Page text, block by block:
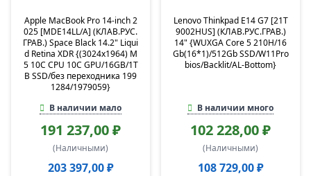
Apple MacBook Pro 14-inch 2
025 [MDE14LL/A] (КЛАВ.РУС.
ГРАВ.) Space Black 14.2" Liqui
d Retina XDR {(3024x1964) M
5 10C CPU 10C GPU/16GB/1T
B SSD/без переходника 199
1284/1979059}
В наличии мало
191 237,00 ₽
(Наличными)
203 397,00 ₽
Lenovo Thinkpad E14 G7 [21T
9002HUS] (КЛАВ.РУС.ГРАВ.)
14" {WUXGA Core 5 210H/16
Gb(16*1)/512Gb SSD/W11Pro
bios/Backlit/AL-Bottom}
В наличии много
102 228,00 ₽
(Наличными)
108 729,00 ₽